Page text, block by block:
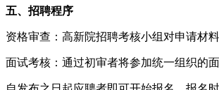
五、招聘程序
资格审查：高新院招聘考核小组对申请材
面试考核：通过初审者将参加统一组织的面